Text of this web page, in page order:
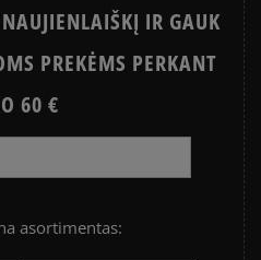
IR GAUK
PREKĖMS PERKANT
60 €
asortimentas: